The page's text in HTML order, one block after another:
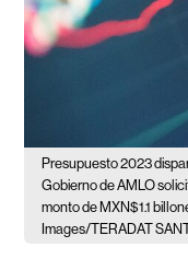
Presupuesto 2023
Gobierno de AMLO
monto de MXN$1.1
Images/TERADAT